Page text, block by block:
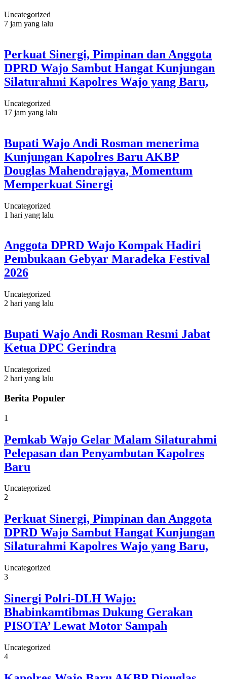
Uncategorized
7 jam yang lalu
Perkuat Sinergi, Pimpinan dan Anggota
DPRD Wajo Sambut Hangat Kunjungan
Silaturahmi Kapolres Wajo yang Baru,
Uncategorized
17 jam yang lalu
Bupati Wajo Andi Rosman menerima
Kunjungan Kapolres Baru AKBP
Douglas Mahendrajaya, Momentum
Memperkuat Sinergi
Uncategorized
1 hari yang lalu
Anggota DPRD Wajo Kompak Hadiri
Pembukaan Gebyar Maradeka Festival
2026
Uncategorized
2 hari yang lalu
Bupati Wajo Andi Rosman Resmi Jabat
Ketua DPC Gerindra
Uncategorized
2 hari yang lalu
Berita Populer
1
Pemkab Wajo Gelar Malam Silaturahmi
Pelepasan dan Penyambutan Kapolres
Baru
Uncategorized
2
Perkuat Sinergi, Pimpinan dan Anggota
DPRD Wajo Sambut Hangat Kunjungan
Silaturahmi Kapolres Wajo yang Baru,
Uncategorized
3
Sinergi Polri-DLH Wajo:
Bhabinkamtibmas Dukung Gerakan
PISOTA’ Lewat Motor Sampah
Uncategorized
4